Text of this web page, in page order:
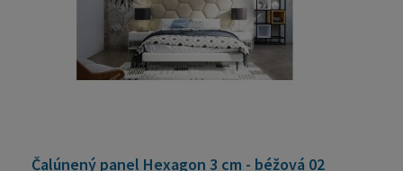
Čalúnený panel Hexagon 3 cm - béžová 02